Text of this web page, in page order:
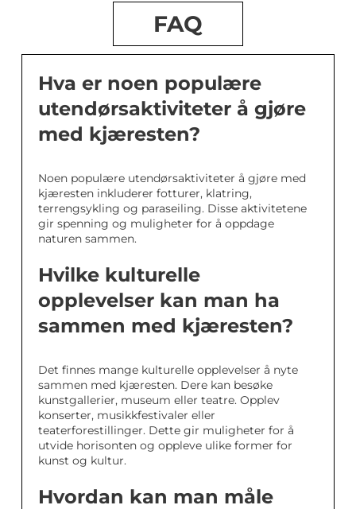
FAQ
Hva er noen populære
utendørsaktiviteter å gjøre
med kjæresten?
Noen populære utendørsaktiviteter å gjøre med
kjæresten inkluderer fotturer, klatring,
terrengsykling og paraseiling. Disse aktivitetene
gir spenning og muligheter for å oppdage
naturen sammen.
Hvilke kulturelle
opplevelser kan man ha
sammen med kjæresten?
Det finnes mange kulturelle opplevelser å nyte
sammen med kjæresten. Dere kan besøke
kunstgallerier, museum eller teatre. Opplev
konserter, musikkfestivaler eller
teaterforestillinger. Dette gir muligheter for å
utvide horisonten og oppleve ulike former for
kunst og kultur.
Hvordan kan man måle